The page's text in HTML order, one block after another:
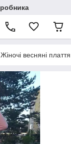
Жіночі весняні плаття